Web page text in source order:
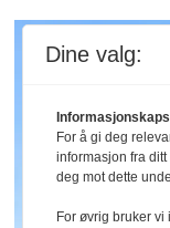
Dine valg:
For å gi deg
informasjon fra
deg mot dette
For øvrig bruker